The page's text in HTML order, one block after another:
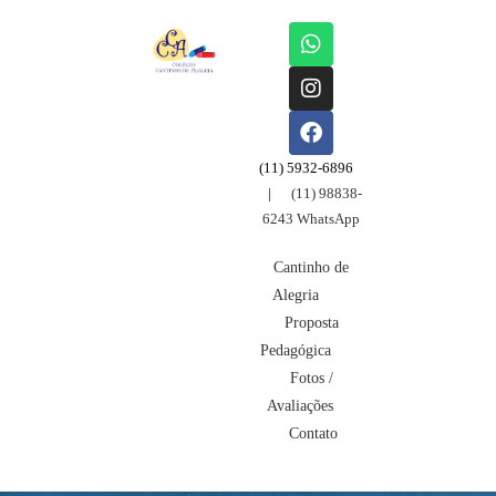
(11) 5932-6896
| (11) 98838-
6243 WhatsApp
Cantinho de
Alegria
Proposta
Pedagógica
Fotos /
Avaliações
Contato